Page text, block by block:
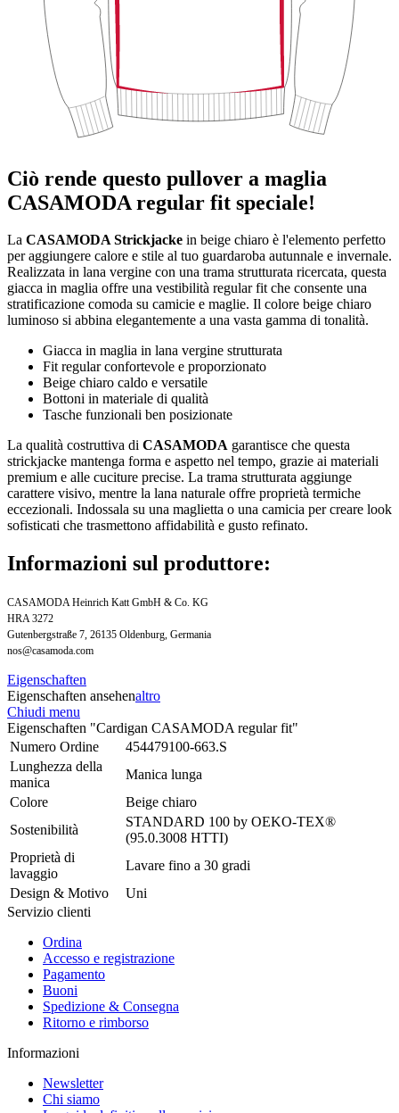
Ciò rende questo pullover a maglia
CASAMODA regular fit speciale!
La CASAMODA Strickjacke in beige chiaro è l'elemento perfetto
per aggiungere calore e stile al tuo guardaroba autunnale e invernale.
Realizzata in lana vergine con una trama strutturata ricercata, questa
giacca in maglia offre una vestibilità regular fit che consente una
stratificazione comoda su camicie e maglie. Il colore beige chiaro
luminoso si abbina elegantemente a una vasta gamma di tonalità.
Giacca in maglia in lana vergine strutturata
Fit regular confortevole e proporzionato
Beige chiaro caldo e versatile
Bottoni in materiale di qualità
Tasche funzionali ben posizionate
La qualità costruttiva di CASAMODA garantisce che questa
strickjacke mantenga forma e aspetto nel tempo, grazie ai materiali
premium e alle cuciture precise. La trama strutturata aggiunge
carattere visivo, mentre la lana naturale offre proprietà termiche
eccezionali. Indossala su una maglietta o una camicia per creare look
sofisticati che trasmettono affidabilità e gusto refinato.
Informazioni sul produttore:
CASAMODA Heinrich Katt GmbH & Co. KG
HRA 3272
Gutenbergstraße 7, 26135 Oldenburg, Germania
nos@casamoda.com
Eigenschaften
Eigenschaften ansehenaltro
Chiudi menu
Eigenschaften "Cardigan CASAMODA regular fit"
Numero Ordine
454479100-663.S
Lunghezza della
manica
Manica lunga
Colore
Beige chiaro
Sostenibilità
STANDARD 100 by OEKO-TEX®
(95.0.3008 HTTI)
Proprietà di
lavaggio
Lavare fino a 30 gradi
Design & Motivo
Uni
Servizio clienti
Ordina
Accesso e registrazione
Pagamento
Buoni
Spedizione & Consegna
Ritorno e rimborso
Informazioni
Newsletter
Chi siamo